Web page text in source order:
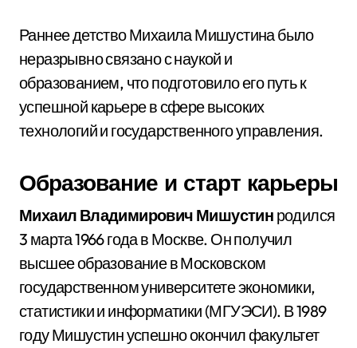
Раннее детство Михаила Мишустина было
неразрывно связано с наукой и
образованием, что подготовило его путь к
успешной карьере в сфере высоких
технологий и государственного управления.
Образование и старт карьеры
Михаил Владимирович Мишустин родился
3 марта 1966 года в Москве. Он получил
высшее образование в Московском
государственном университете экономики,
статистики и информатики (МГУЭСИ). В 1989
году Мишустин успешно окончил факультет